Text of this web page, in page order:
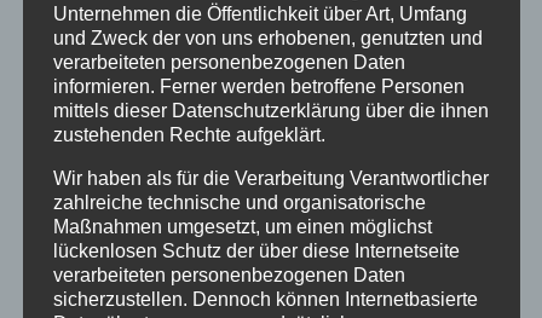
Sport my energy
9. Mai 2024 | Aktuelles,Projekte ,Vortragsreihen
Read More
Unternehmen die Öffentlichkeit über Art, Umfang
und Zweck der von uns erhobenen, genutzten und
verarbeiteten personenbezogenen Daten
informieren. Ferner werden betroffene Personen
mittels dieser Datenschutzerklärung über die ihnen
zustehenden Rechte aufgeklärt.
Wir haben als für die Verarbeitung Verantwortlicher
zahlreiche technische und organisatorische
Maßnahmen umgesetzt, um einen möglichst
lückenlosen Schutz der über diese Internetseite
verarbeiteten personenbezogenen Daten
sicherzustellen. Dennoch können Internetbasierte